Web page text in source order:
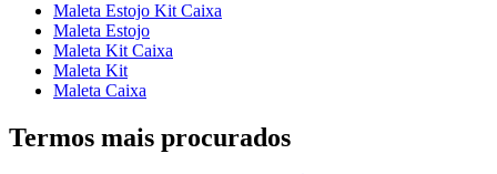
Maleta Estojo Kit Caixa
Maleta Estojo
Maleta Kit Caixa
Maleta Kit
Maleta Caixa
Termos mais procurados